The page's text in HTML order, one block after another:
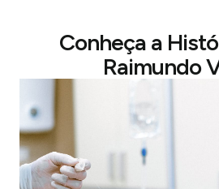
Conheça a
Raimundo